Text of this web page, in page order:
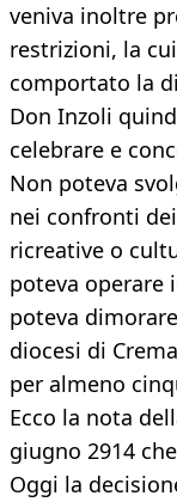
veniva inoltre
restrizioni, la
comportato la
Don Inzoli
celebrare e
Non poteva
nei confronti
ricreative o
poteva operare
poteva
diocesi di
per almeno
Ecco la nota
giugno 2914
Oggi la